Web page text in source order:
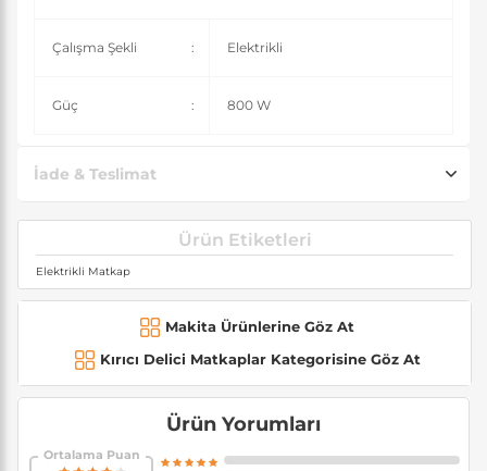
Çalışma Şekli : Elektrikli
Güç : 800 W
İade & Teslimat
Ürün Etiketleri
Elektrikli Matkap
Makita Ürünlerine Göz At
Kırıcı Delici Matkaplar Kategorisine Göz At
Ürün Yorumları
Ortalama Puan